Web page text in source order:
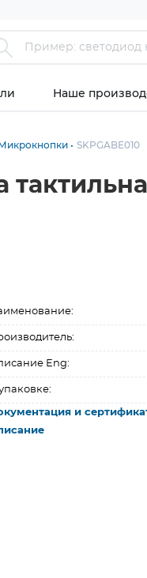
Наше
SKPGABE010
Eng:
и